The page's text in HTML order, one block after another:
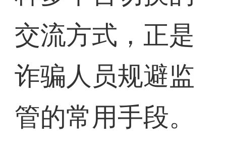
交流方式，正是
诈骗人员规避监
管的常用手段。